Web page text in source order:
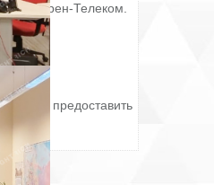
Северен-Телеком.
время, предоставить